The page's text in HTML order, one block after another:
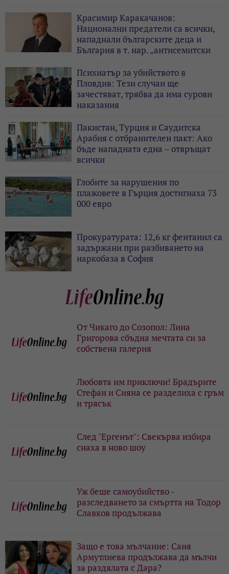
Красимир Каракачанов:
Национални предатели са всички,
нападнали българските деца и
България в т. нар. „антисемитски
Психиатър за убийството в
Пловдив: Тези случаи ще
зачестяват, трябва да има сурови
наказания
Пакистан, Турция и Саудитска
Арабия с отбранителен пакт: Ако
бъде нападната една – отвръщат
всички
Глобите за нарушения по
плажовете в Гърция достигнаха 73
000 евро
Прокуратурата: 12,6 кг фентанил са
задържани при разбиването на
наркобаза в София
От Чикаго до Созопол: Лина
Григорова сбъдна мечтата си за
собствена галерия
Любовта им приключи! Брадърите
Стефан и Сияна се разделиха с гръм
и трясък
След "Ергенът": Свекърва избира
снаха в ново шоу
Уж беше самоубийство -
разследването за смъртта на Тодор
Славков продължава
Защо е това мълчание: Саня
Армутлиева продължава да мълчи
за раздялата с Дара?